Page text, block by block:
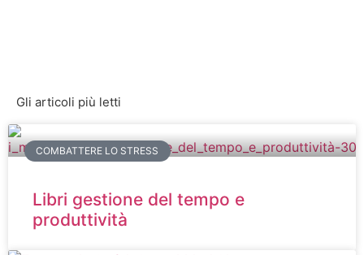
Gli articoli più letti
COMBATTERE LO STRESS
Libri gestione del tempo e
produttività